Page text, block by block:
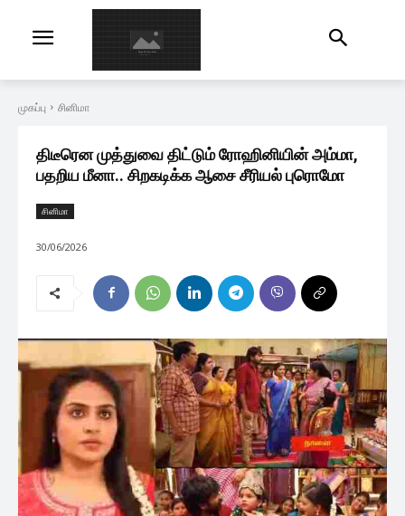
முகப்பு சினிமா
திடீரென முத்துவை திட்டும் ரோஹினியின் அம்மா,
பதறிய மீனா.. சிறகடிக்க ஆசை சீரியல் புரொமோ
சினிமா
30/06/2026